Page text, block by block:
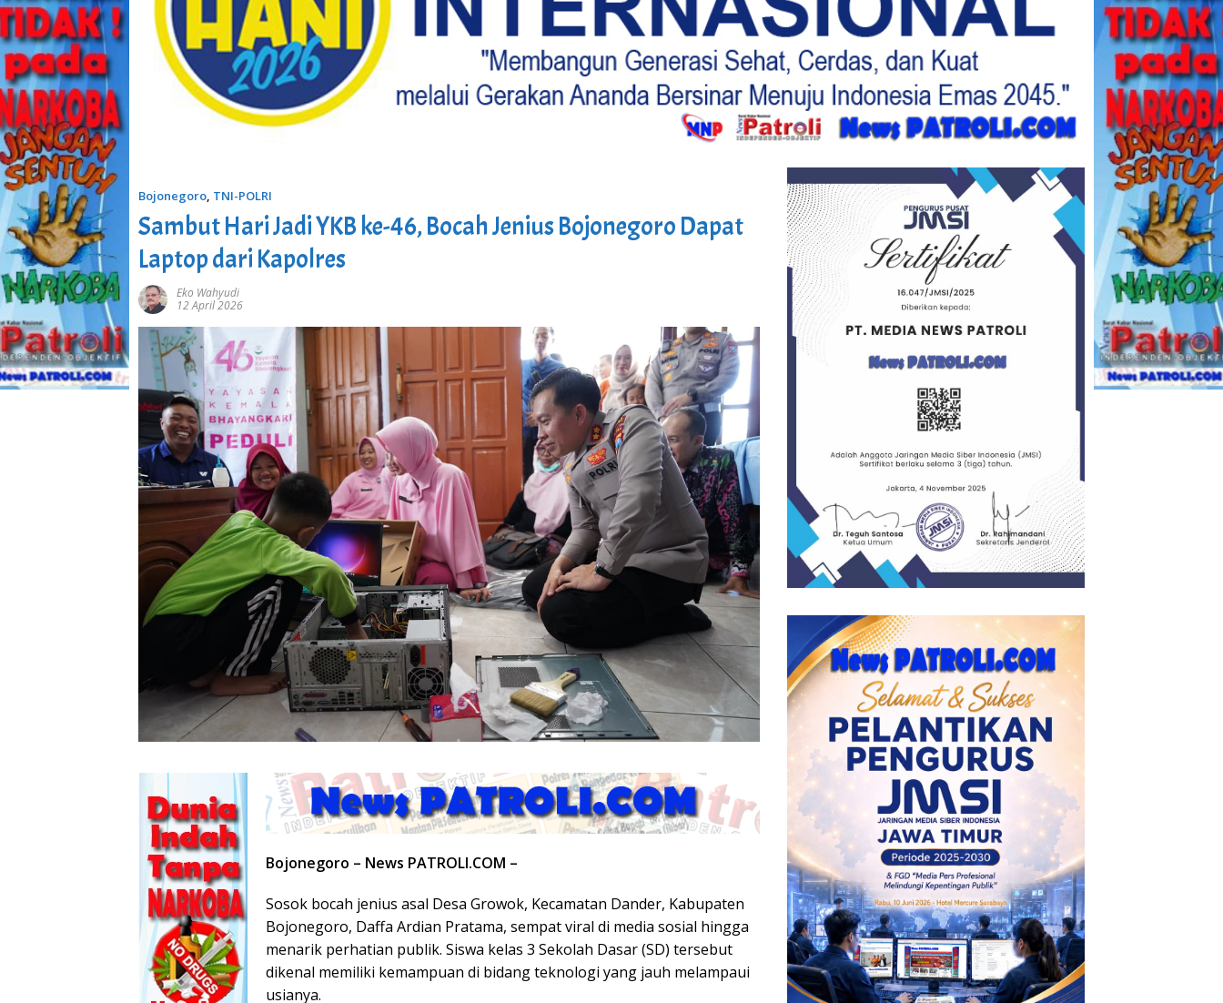
Bojonegoro, TNI-POLRI
Sambut Hari Jadi YKB ke-46, Bocah Jenius Bojonegoro Dapat
Laptop dari Kapolres
Eko Wahyudi
12 April 2026
Bojonegoro – News PATROLI.COM –
Sosok bocah jenius asal Desa Growok, Kecamatan Dander, Kabupaten
Bojonegoro, Daffa Ardian Pratama, sempat viral di media sosial hingga
menarik perhatian publik. Siswa kelas 3 Sekolah Dasar (SD) tersebut
dikenal memiliki kemampuan di bidang teknologi yang jauh melampaui
usianya.